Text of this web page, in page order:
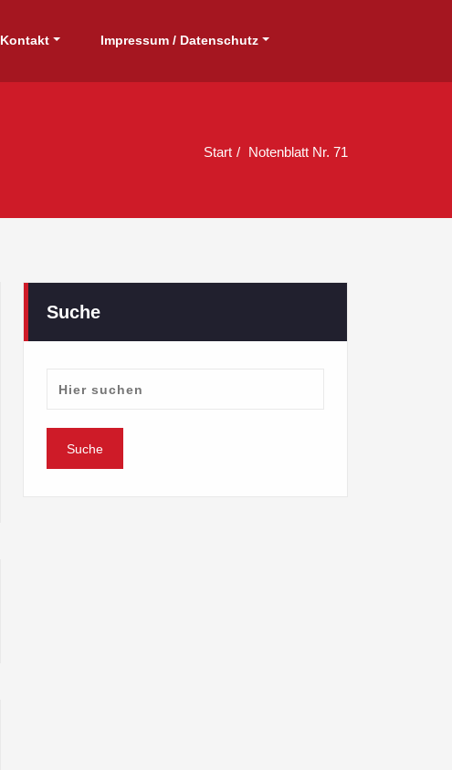
Kontakt Impressum / Datenschutz
Start Notenblatt Nr. 71
Suche